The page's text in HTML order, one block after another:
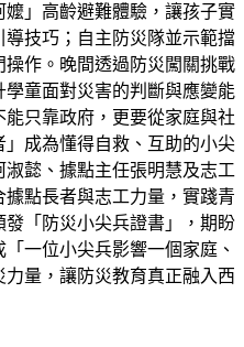
」高齡避難體驗，讓孩子實
技巧；自主防災隊並示範擋
作。晚間透過防災闖關挑戰
童面對災害的判斷與應變能
只靠政府，更要從家庭與社
成為懂得自救、互助的小尖
懿、據點主任張明慧及志工
點長者與志工力量，實踐青
「防災小尖兵證書」，期盼
一位小尖兵影響一個家庭、
量，讓防災教育真正融入西